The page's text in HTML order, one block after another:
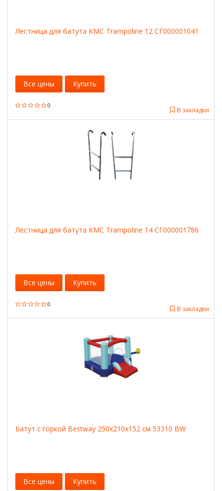
Лестница для батута КМС Trampoline 12 СГ000001041
0
В закладки
Все цены Купить
Лестница для батута КМС Trampoline 14 СГ000001786
0
В закладки
Все цены Купить
Батут с горкой Bestway 250x210x152 см 53310 BW
Все цены Купить